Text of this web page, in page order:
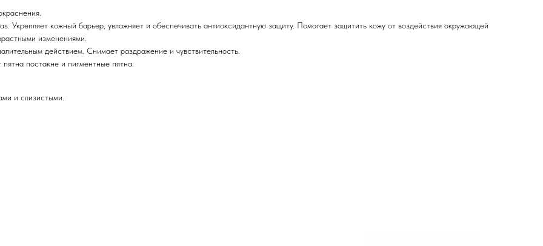
Укрепляет кожный барьер, увлажняет и обеспечивать антиоксидантную защиту. Помогает защитить кожу от воздействия окружающей
изменениями.
действием. Снимает раздражение и чувствительность.
постакне и пигментные пятна.
и слизистыми.